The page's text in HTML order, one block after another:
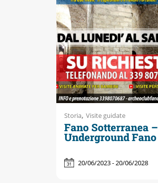
Storia, Visite guidate
Fano Sotterranea –
Underground Fano
20/06/2023 - 20/06/2028